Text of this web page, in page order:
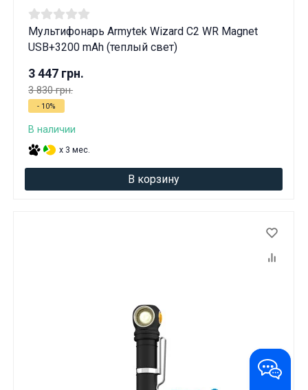
Мультифонарь Armytek Wizard C2 WR Magnet
USB+3200 mAh (теплый свет)
3 447 грн.
3 830 грн.
- 10%
В наличии
x 3 мес.
В корзину